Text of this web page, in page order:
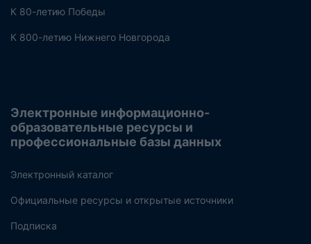
К 80-летию Победы
К 800-летию Нижнего Новгорода
Электронные информационно-
образовательные ресурсы и
профессиональные базы данных
Электронный каталог
Официальные ресурсы и открытые источники
Подписка